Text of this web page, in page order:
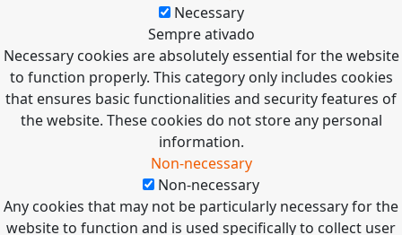
Necessary
Sempre ativado
Necessary cookies are absolutely essential for the website
to function properly. This category only includes cookies
that ensures basic functionalities and security features of
the website. These cookies do not store any personal
information.
Non-necessary
Non-necessary
Any cookies that may not be particularly necessary for the
website to function and is used specifically to collect user